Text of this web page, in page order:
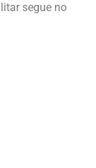
segue no